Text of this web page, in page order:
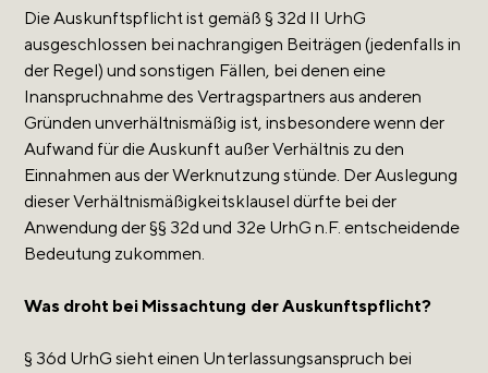
Die Auskunftspflicht ist gemäß § 32d II UrhG
ausgeschlossen bei nachrangigen Beiträgen (jedenfalls in
der Regel) und sonstigen Fällen, bei denen eine
Inanspruchnahme des Vertragspartners aus anderen
Gründen unverhältnismäßig ist, insbesondere wenn der
Aufwand für die Auskunft außer Verhältnis zu den
Einnahmen aus der Werknutzung stünde. Der Auslegung
dieser Verhältnismäßigkeitsklausel dürfte bei der
Anwendung der §§ 32d und 32e UrhG n.F. entscheidende
Bedeutung zukommen.
Was droht bei Missachtung der Auskunftspflicht?
§ 36d UrhG sieht einen Unterlassungsanspruch bei